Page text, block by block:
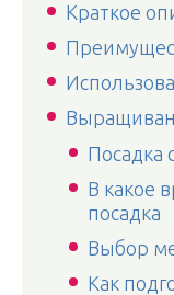
Краткое
Посадка
В какое
посадка
Выбор
Как